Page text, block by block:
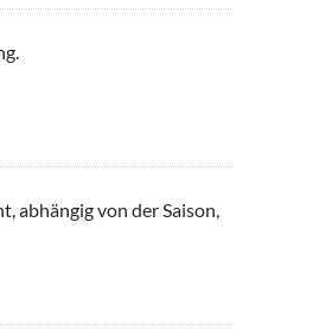
abhängig von der Saison,